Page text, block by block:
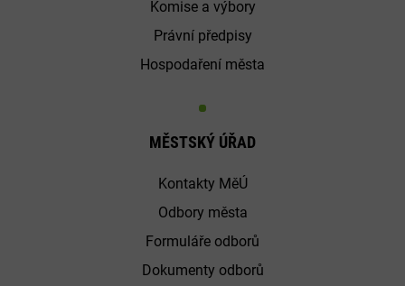
Komise a výbory
Právní předpisy
Hospodaření města
MĚSTSKÝ ÚŘAD
Kontakty MěÚ
Odbory města
Formuláře odborů
Dokumenty odborů